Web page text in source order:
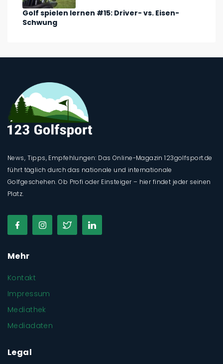
Golf spielen lernen #15: Driver- vs. Eisen-
Schwung
News, Tipps, Empfehlungen: Das Online-Magazin 123golfsport.de
führt täglich durch das nationale und internationale
Golfgeschehen. Ob Profi oder Einsteiger – hier findet jeder seinen
Platz.
Mehr
Kontakt
Impressum
Mediathek
Mediadaten
Legal